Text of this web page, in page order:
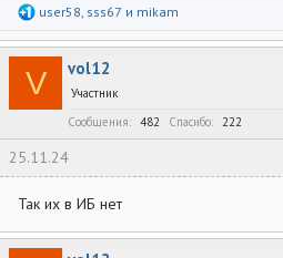
Р
а
к
ц
и
user58, sss67 и mikam
V vol12
Участник
Сообщения
482 Спасибо 222
25.11.24
Так их в ИБ нет